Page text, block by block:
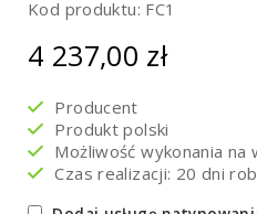
Kod produktu: FC1
4 237,00 zł
Producent
Produkt polski
Możliwość wykonania na
Czas realizacji: 20 dni